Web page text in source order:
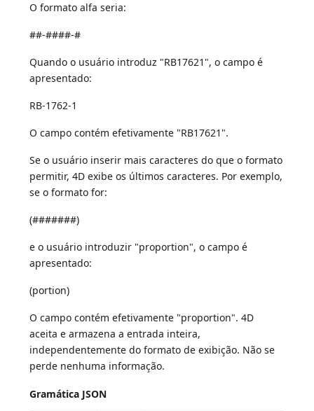
O formato alfa seria:
##-####-#
Quando o usuário introduz "RB17621", o campo é
apresentado:
RB-1762-1
O campo contém efetivamente "RB17621".
Se o usuário inserir mais caracteres do que o formato
permitir, 4D exibe os últimos caracteres. Por exemplo,
se o formato for:
(#######)
e o usuário introduzir "proportion", o campo é
apresentado:
(portion)
O campo contém efetivamente "proportion". 4D
aceita e armazena a entrada inteira,
independentemente do formato de exibição. Não se
perde nenhuma informação.
Gramática JSON